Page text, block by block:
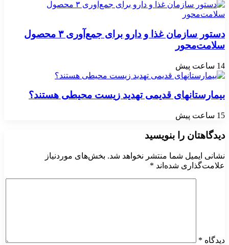
دستور سازمان غذا و دارو برای جمع‌آوری ۳ محصول
سلامت‌محور
14 ساعت پیش
بیمارستانهای قدیمی تهدید زیست محیطی هستند؟
15 ساعت پیش
دیدگاهتان را بنویسید
نشانی ایمیل شما منتشر نخواهد شد. بخش‌های موردنیاز
علامت‌گذاری شده‌اند *
دیدگاه *